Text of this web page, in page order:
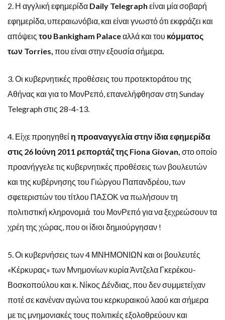
2. Η αγγλική εφημερίδα Daily Telegraph είναι μία σοβαρή
εφημερίδα, υπεραιωνόβια, και είναι γνωστό ότι εκφράζει και
απόψεις του Bankigham Palaceαλλά και του κόμματος
των Torries, που είναι στην εξουσία σήμερα
3. Οι κυβερνητικές προθέσεις του προτεκτοράτου της
Αθήνας και για το ΜονΡεπό, επανελήφθησαν στη Sunday
Telegraph στις 28-4-13.
4. Είχε προηγηθεί η προαναγγελία στην ίδια εφημερίδα
στις 26 Ιούνη 2011 ρεπορτάζ της Fiona Giovan, στο οποίο
προανήγγελε τις κυβερνητικές προθέσεις των βουλευτών
και της κυβέρνησης του Γιώργου Παπανδρέου, των
σφετεριστών του τίτλου ΠΑΣΟΚ να πωλήσουν τη
πολιτιστική κληρονομιά του ΜονΡεπό για να ξεχρεώσουν τα
χρέη της χώρας, που οι ίδιοι δημιούργησαν !
5. Οι κυβερνήσεις των 4 ΜΝΗΜΟΝΙΩΝ και οι βουλευτές
«Κέρκυρας» των Μνημονίων κυρία Άντζελα Γκερέκου-
Βοσκοπούλου και κ. Νίκος Δένδιας, που δεν συμμετείχαν
ποτέ σε κανέναν αγώνα του κερκυραικού λαού και σήμερα
με τις μνημονιακές τους πολιτικές εξολοθρεύουν και